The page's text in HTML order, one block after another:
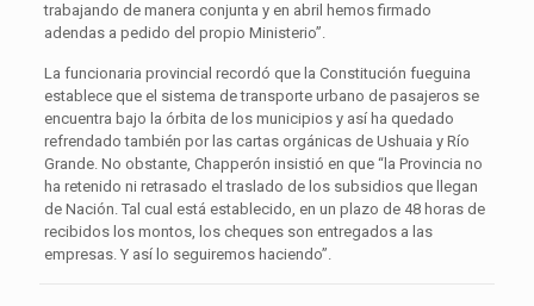
trabajando de manera conjunta y en abril hemos firmado
adendas a pedido del propio Ministerio”.
La funcionaria provincial recordó que la Constitución fueguina
establece que el sistema de transporte urbano de pasajeros se
encuentra bajo la órbita de los municipios y así ha quedado
refrendado también por las cartas orgánicas de Ushuaia y Río
Grande. No obstante, Chapperón insistió en que “la Provincia no
ha retenido ni retrasado el traslado de los subsidios que llegan
de Nación. Tal cual está establecido, en un plazo de 48 horas de
recibidos los montos, los cheques son entregados a las
empresas. Y así lo seguiremos haciendo”.